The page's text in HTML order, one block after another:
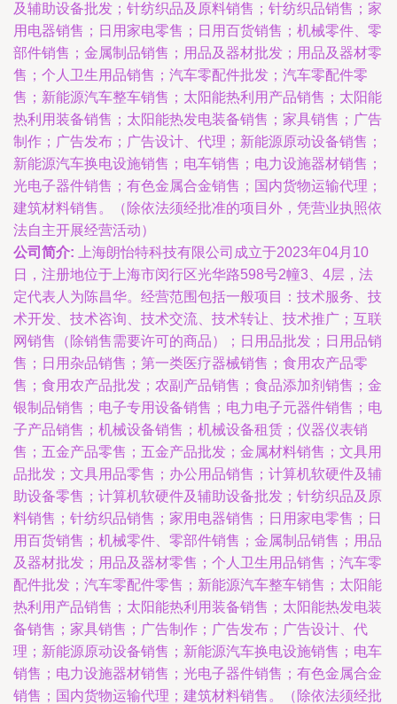
及辅助设备批发；针纺织品及原料销售；针纺织品销售；家
用电器销售；日用家电零售；日用百货销售；机械零件、零
部件销售；金属制品销售；用品及器材批发；用品及器材零
售；个人卫生用品销售；汽车零配件批发；汽车零配件零
售；新能源汽车整车销售；太阳能热利用产品销售；太阳能
热利用装备销售；太阳能热发电装备销售；家具销售；广告
制作；广告发布；广告设计、代理；新能源原动设备销售；
新能源汽车换电设施销售；电车销售；电力设施器材销售；
光电子器件销售；有色金属合金销售；国内货物运输代理；
建筑材料销售。（除依法须经批准的项目外，凭营业执照依
法自主开展经营活动）
公司简介: 上海朗怡特科技有限公司成立于2023年04月10
日，注册地位于上海市闵行区光华路598号2幢3、4层，法
定代表人为陈昌华。经营范围包括一般项目：技术服务、技
术开发、技术咨询、技术交流、技术转让、技术推广；互联
网销售（除销售需要许可的商品）；日用品批发；日用品销
售；日用杂品销售；第一类医疗器械销售；食用农产品零
售；食用农产品批发；农副产品销售；食品添加剂销售；金
银制品销售；电子专用设备销售；电力电子元器件销售；电
子产品销售；机械设备销售；机械设备租赁；仪器仪表销
售；五金产品零售；五金产品批发；金属材料销售；文具用
品批发；文具用品零售；办公用品销售；计算机软硬件及辅
助设备零售；计算机软硬件及辅助设备批发；针纺织品及原
料销售；针纺织品销售；家用电器销售；日用家电零售；日
用百货销售；机械零件、零部件销售；金属制品销售；用品
及器材批发；用品及器材零售；个人卫生用品销售；汽车零
配件批发；汽车零配件零售；新能源汽车整车销售；太阳能
热利用产品销售；太阳能热利用装备销售；太阳能热发电装
备销售；家具销售；广告制作；广告发布；广告设计、代
理；新能源原动设备销售；新能源汽车换电设施销售；电车
销售；电力设施器材销售；光电子器件销售；有色金属合金
销售；国内货物运输代理；建筑材料销售。（除依法须经批